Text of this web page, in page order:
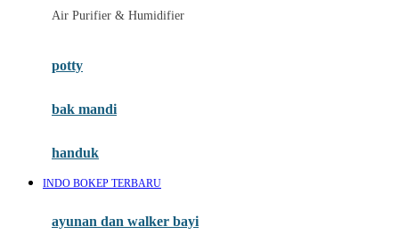
MiDeer
Moby
My Buddy Tag
Air Purifier & Humidifier
potty
bak mandi
handuk
INDO BOKEP TERBARU
ayunan dan walker bayi